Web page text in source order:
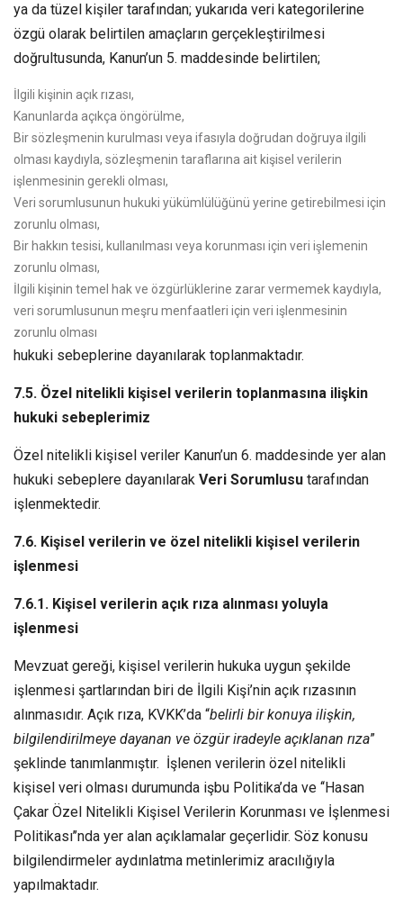
ya da tüzel kişiler tarafından; yukarıda veri kategorilerine
özgü olarak belirtilen amaçların gerçekleştirilmesi
doğrultusunda, Kanun’un 5. maddesinde belirtilen;
İlgili kişinin açık rızası,
Kanunlarda açıkça öngörülme,
Bir sözleşmenin kurulması veya ifasıyla doğrudan doğruya ilgili
olması kaydıyla, sözleşmenin taraflarına ait kişisel verilerin
işlenmesinin gerekli olması,
Veri sorumlusunun hukuki yükümlülüğünü yerine getirebilmesi için
zorunlu olması,
Bir hakkın tesisi, kullanılması veya korunması için veri işlemenin
zorunlu olması,
İlgili kişinin temel hak ve özgürlüklerine zarar vermemek kaydıyla,
veri sorumlusunun meşru menfaatleri için veri işlenmesinin
zorunlu olması
hukuki sebeplerine dayanılarak toplanmaktadır.
7.5. Özel nitelikli kişisel verilerin toplanmasına ilişkin
hukuki sebeplerimiz
Özel nitelikli kişisel veriler Kanun’un 6. maddesinde yer alan
hukuki sebeplere dayanılarak Veri Sorumlusu tarafından
işlenmektedir.
7.6. Kişisel verilerin ve özel nitelikli kişisel verilerin
işlenmesi
7.6.1. Kişisel verilerin açık rıza alınması yoluyla
işlenmesi
Mevzuat gereği, kişisel verilerin hukuka uygun şekilde
işlenmesi şartlarından biri de İlgili Kişi’nin açık rızasının
alınmasıdır. Açık rıza, KVKK’da “belirli bir konuya ilişkin,
bilgilendirilmeye dayanan ve özgür iradeyle açıklanan rıza”
şeklinde tanımlanmıştır. İşlenen verilerin özel nitelikli
kişisel veri olması durumunda işbu Politika’da ve ‘‘Hasan
Çakar Özel Nitelikli Kişisel Verilerin Korunması ve İşlenmesi
Politikası’’nda yer alan açıklamalar geçerlidir. Söz konusu
bilgilendirmeler aydınlatma metinlerimiz aracılığıyla
yapılmaktadır.